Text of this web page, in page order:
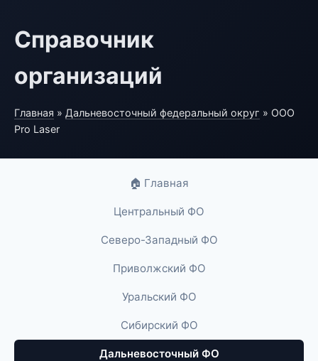
Справочник
организаций
Главная » Дальневосточный федеральный округ » ООО
Pro Laser
🏠 Главная
Центральный ФО
Северо-Западный ФО
Приволжский ФО
Уральский ФО
Сибирский ФО
Дальневосточный ФО